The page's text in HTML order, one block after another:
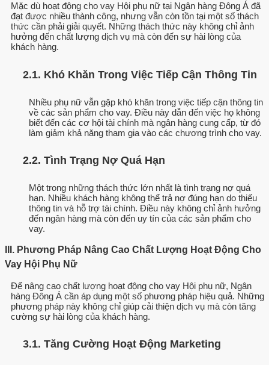
Mặc dù hoạt động cho vay Hội phụ nữ tại Ngân hàng Đông Á đã
đạt được nhiều thành công, nhưng vẫn còn tồn tại một số thách
thức cần phải giải quyết. Những thách thức này không chỉ ảnh
hưởng đến chất lượng dịch vụ mà còn đến sự hài lòng của
khách hàng.
2.1. Khó Khăn Trong Việc Tiếp Cận Thông Tin
Nhiều phụ nữ vẫn gặp khó khăn trong việc tiếp cận thông tin
về các sản phẩm cho vay. Điều này dẫn đến việc họ không
biết đến các cơ hội tài chính mà ngân hàng cung cấp, từ đó
làm giảm khả năng tham gia vào các chương trình cho vay.
2.2. Tình Trạng Nợ Quá Hạn
Một trong những thách thức lớn nhất là tình trạng nợ quá
hạn. Nhiều khách hàng không thể trả nợ đúng hạn do thiếu
thông tin và hỗ trợ tài chính. Điều này không chỉ ảnh hưởng
đến ngân hàng mà còn đến uy tín của các sản phẩm cho
vay.
III. Phương Pháp Nâng Cao Chất Lượng Hoạt Động Cho
Vay Hội Phụ Nữ
Để nâng cao chất lượng hoạt động cho vay Hội phụ nữ, Ngân
hàng Đông Á cần áp dụng một số phương pháp hiệu quả. Những
phương pháp này không chỉ giúp cải thiện dịch vụ mà còn tăng
cường sự hài lòng của khách hàng.
3.1. Tăng Cường Hoạt Động Marketing